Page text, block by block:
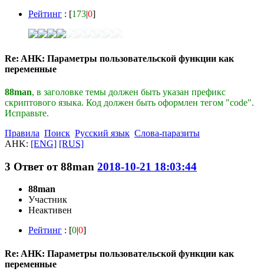
Рейтинг : [173|0]
Re: AHK: Параметры пользовательской функции как
переменные
88man, в заголовке темы должен быть указан префикс
скриптового языка. Код должен быть оформлен тегом "code".
Исправьте.
Правила Поиск Русский язык Слова-паразиты
AHK: [ENG] [RUS]
3 Ответ от88man 2018-10-21 18:03:44
88man
Участник
Неактивен
Рейтинг : [0|0]
Re: AHK: Параметры пользовательской функции как
переменные